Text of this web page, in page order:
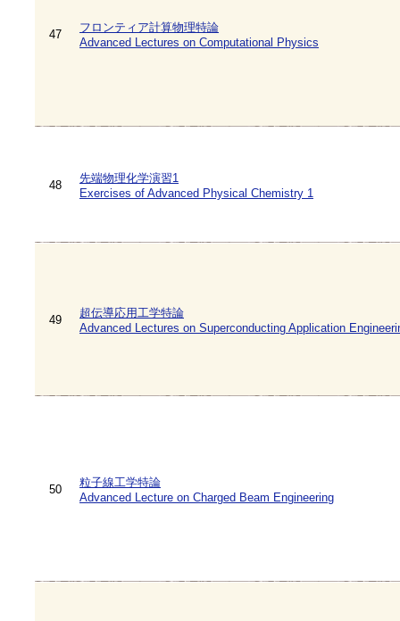
47
フロンティア計算物理特論
Advanced Lectures on Computational Physics
48
先端物理化学演習1
Exercises of Advanced Physical Chemistry 1
49
超伝導応用工学特論
Advanced Lectures on Superconducting Application
50
粒子線工学特論
Advanced Lecture on Charged Beam Engineering